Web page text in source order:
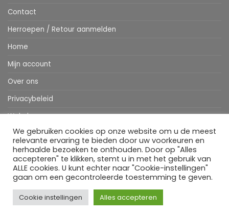
Contact
Herroepen / Retour aanmelden
Home
Mijn account
Over ons
Privacybeleid
Webshop
Winkelwagen
Stripe MasterCardIDeal BancontactKlarna
Apple
Pay
HOME WEBSHOP MIJN ACCOUNT BESTELINFORMATIE
CONTACT
Copyright 2026 ©Flatsome Theme
We gebruiken cookies op onze website om u de meest
relevante ervaring te bieden door uw voorkeuren en
herhaalde bezoeken te onthouden. Door op "Alles
accepteren" te klikken, stemt u in met het gebruik van
ALLE cookies. U kunt echter naar "Cookie-instellingen"
gaan om een gecontroleerde toestemming te geven.
Cookie instellingen Alles accepteren